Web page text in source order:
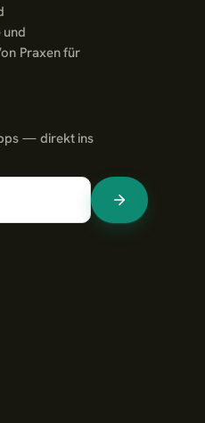
Praxen für
— direkt ins